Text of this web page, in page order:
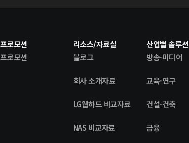
프로모션
프로모션
리소스/자료실
블로그
회사 소개자료
LG웹하드 비교자료
NAS 비교자료
산업별 솔루션
방송·미디어
교육·연구
건설·건축
금융